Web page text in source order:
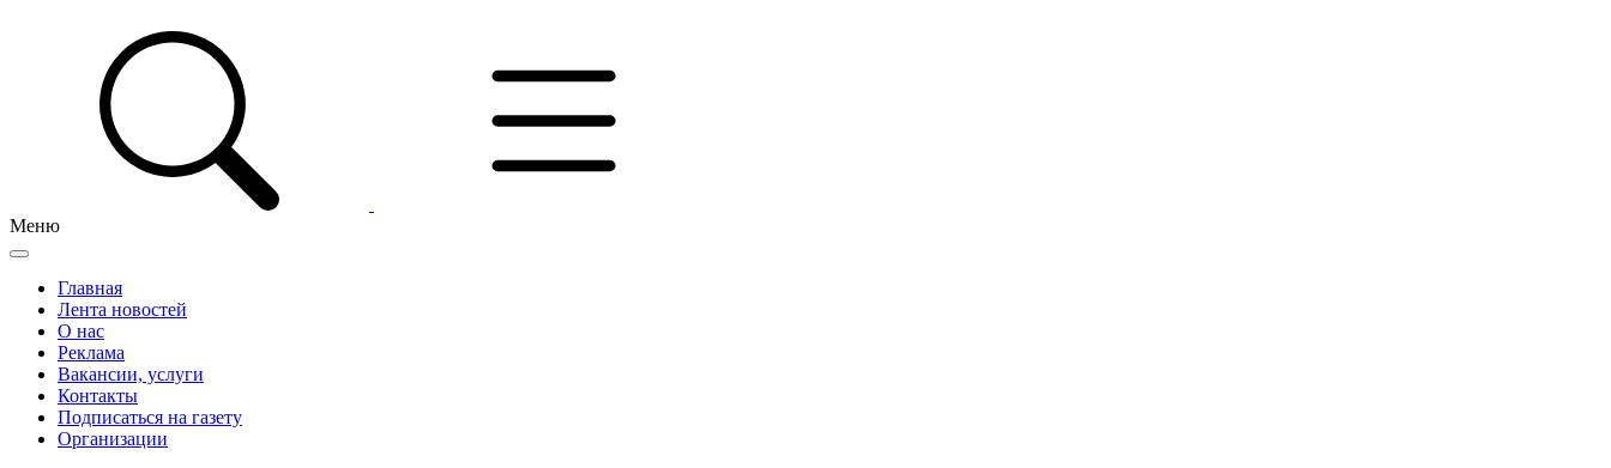
Меню
Главная
Лента новостей
О нас
Реклама
Вакансии, услуги
Контакты
Подписаться на газету
Организации